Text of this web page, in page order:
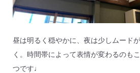
昼は明るく穏やかに、夜は少しムード
く。時間帯によって表情が変わるのも
つです♩